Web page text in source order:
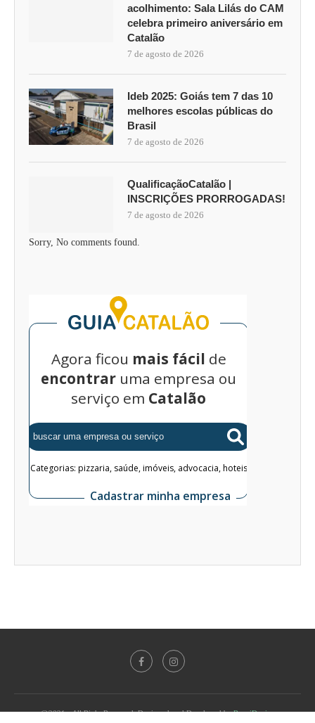
acolhimento: Sala Lilás do CAM
celebra primeiro aniversário em
Catalão
7 de agosto de 2026
Ideb 2025: Goiás tem 7 das 10
melhores escolas públicas do
Brasil
7 de agosto de 2026
QualificaçãoCatalão |
INSCRIÇÕES PRORROGADAS!
7 de agosto de 2026
Sorry, No comments found.
@2021 - All Right Reserved. Designed and Developed byPenciDesign